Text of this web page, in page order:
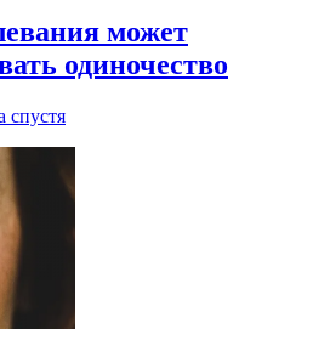
может
одиночество
спустя